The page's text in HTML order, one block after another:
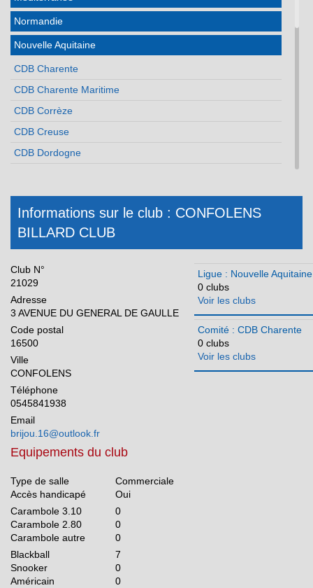
Normandie
Nouvelle Aquitaine
CDB Charente
CDB Charente Maritime
CDB Corrèze
CDB Creuse
CDB Dordogne
CDB Landes
CDB Lot et Garonne
CDB Pyrénées Atlantiques
CDB Vienne
CDB Haute Vienne
Pays de la Loire
Réunion
Informations sur le club : CONFOLENS
BILLARD CLUB
Club N°
21029
Adresse
3 AVENUE DU GENERAL DE GAULLE
Code postal
16500
Ville
CONFOLENS
Téléphone
0545841938
Email
brijou.16@outlook.fr
Ligue : Nouvelle Aquitaine
0 clubs
Voir les clubs
Comité : CDB Charente
0 clubs
Voir les clubs
Equipements du club
Type de salle
Commerciale
Accès handicapé
Oui
Carambole 3.10
0
Carambole 2.80
0
Carambole autre
0
Blackball
7
Snooker
0
Américain
0